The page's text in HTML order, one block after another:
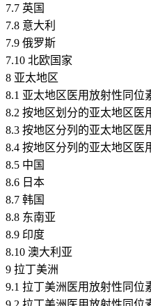
7.7 英国
7.8 意大利
7.9 俄罗斯
7.10 北欧国家
8 亚太地区
8.1 亚太地区医用放射性同位
8.2 按地区划分的亚太地区医
8.3 按地区分列的亚太地区医
8.4 按地区分列的亚太地区医
8.5 中国
8.6 日本
8.7 韩国
8.8 东南亚
8.9 印度
8.10 澳大利亚
9 拉丁美洲
9.1 拉丁美洲医用放射性同位